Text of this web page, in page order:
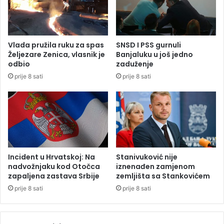
a
g
đ
u
v
a
d
i
o
u
e
k
a
t
Vlada pružila ruku za spas
Željezare Zenica, vlasnik je
odbio
prije 8 sati
SNSD I PSS gurnuli
Banjaluku u još jedno
zaduženje
prije 8 sati
Incident u Hrvatskoj: Na
nadvožnjaku kod Otočca
zapaljena zastava Srbije
prije 8 sati
Stanivuković nije
iznenađen zamjenom
zemljišta sa Stankovićem
prije 8 sati